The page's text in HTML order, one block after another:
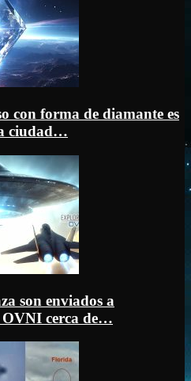
con forma de diamante es
ciudad…
son enviados a
cerca de…